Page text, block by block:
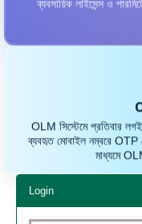
ব্যবসায়িক লাইসেন্স ও
OLM সিস্টেমে প্রতিবার
ব্যবহৃত মোবাইল নম্বরে OTP
মাধ্যমে
Login